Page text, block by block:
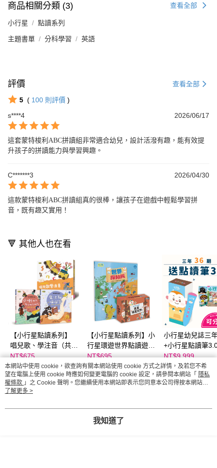
商品相關分類 (3) 查看全部
小行星 點讀系列
主題書單 分科學習 英語
評價 查看全部
5 ( 100 則評價 )
s****4
2026/06/17
這套蒙特梭利ABC拼讀組非常適合幼兒，設計活潑有趣，能有效提
升孩子的拼讀能力與學習興趣。
C*******3 2026/04/30
這款蒙特梭利ABC拼讀組真的很棒，讓孩子在遊戲中輕鬆學習拼
音，既有趣又實用！
🔻 其他人也在看
【小行星點讀系列】
唱兒歌、學注音（共兩
冊）
NT$675
NT$900
【小行星點讀系列】小
行星環遊世界點讀遊戲
套組
NT$695
NT$880
小行星幼兒誌三
+小行星點讀筆
電版)
NT$9,999
NT$19,199
你可能有興趣的商品
本網站中使用 cookie，欲查詢有關本網站使用 cookie 方式之詳情，及若您不希
望在電腦上使用 cookie 時應如何變更電腦的 cookie 設定，請參閱本網站「 隱私
權條款 」之 Cookie 聲明。您繼續使用本網站即表示您同意本公司得按本網站使
用條款之 Cookie 聲明使用 cookie。
了解更多 >
我知道了